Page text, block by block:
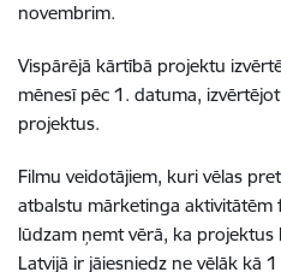
novembrim.
Vispārējā kārtībā projektu
mēnesī pēc 1. datuma,
projektus.
Filmu veidotājiem, kuri vēlas
atbalstu mārketinga aktivitātēm
lūdzam ņemt vērā, ka
Latvijā ir jāiesniedz ne vēlāk kā